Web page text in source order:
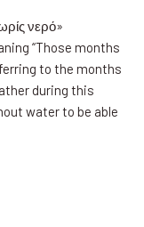
νερό»
“Those months
to the months
during this
water to be able